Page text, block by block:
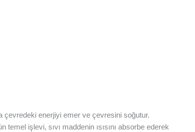
çevredeki enerjiyi emer ve çevresini soğutur.
işlevi, sıvı maddenin ısısını absorbe ederek